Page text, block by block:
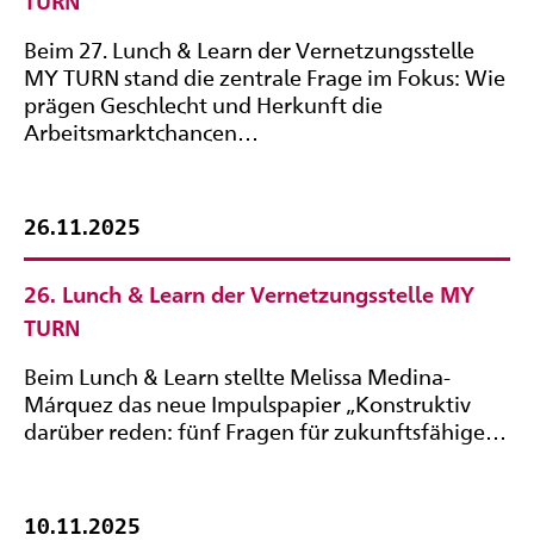
Beim 27. Lunch & Learn der Vernetzungsstelle
MY TURN stand die zentrale Frage im Fokus: Wie
prägen Geschlecht und Herkunft die
Arbeitsmarktchancen…
26.11.2025
26. Lunch & Learn der Vernetzungsstelle MY
TURN
Beim Lunch & Learn stellte Melissa Medina-
Márquez das neue Impulspapier „Konstruktiv
darüber reden: fünf Fragen für zukunftsfähige…
10.11.2025